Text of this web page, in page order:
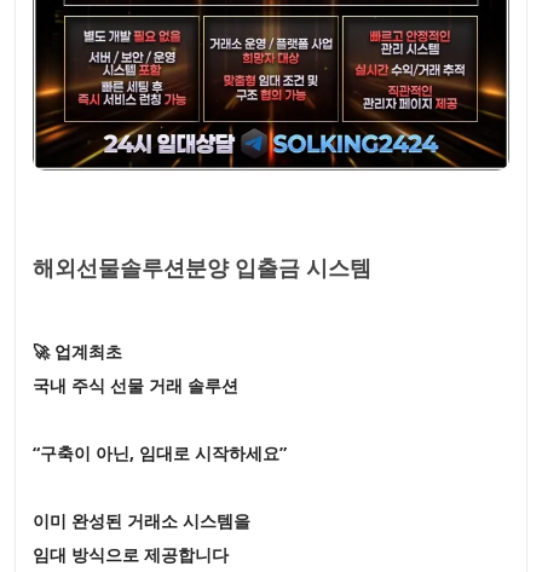
해외선물솔루션분양 입출금 시스템
🚀 업계최초
국내 주식 선물 거래 솔루션
“구축이 아닌, 임대로 시작하세요”
이미 완성된 거래소 시스템을
임대 방식으로 제공합니다